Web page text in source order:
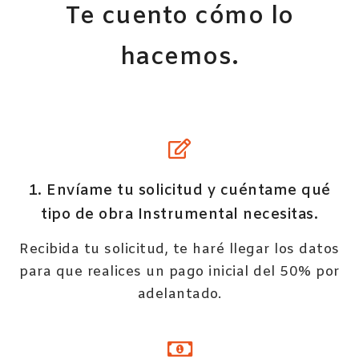
Te cuento cómo lo
hacemos.
1. Envíame tu solicitud y cuéntame qué
tipo de obra Instrumental necesitas.
Recibida tu solicitud, te haré llegar los datos
para que realices un pago inicial del 50% por
adelantado.